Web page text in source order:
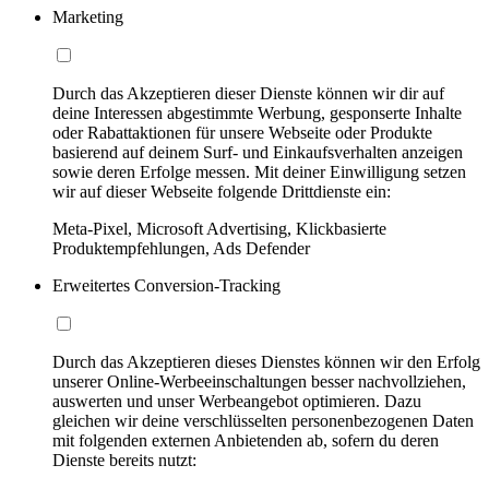
Marketing
Durch das Akzeptieren dieser Dienste können wir dir auf
deine Interessen abgestimmte Werbung, gesponserte Inhalte
oder Rabattaktionen für unsere Webseite oder Produkte
basierend auf deinem Surf- und Einkaufsverhalten anzeigen
sowie deren Erfolge messen. Mit deiner Einwilligung setzen
wir auf dieser Webseite folgende Drittdienste ein:
Meta-Pixel, Microsoft Advertising, Klickbasierte
Produktempfehlungen, Ads Defender
Erweitertes Conversion-Tracking
Durch das Akzeptieren dieses Dienstes können wir den Erfolg
unserer Online-Werbeeinschaltungen besser nachvollziehen,
auswerten und unser Werbeangebot optimieren. Dazu
gleichen wir deine verschlüsselten personenbezogenen Daten
mit folgenden externen Anbietenden ab, sofern du deren
Dienste bereits nutzt: